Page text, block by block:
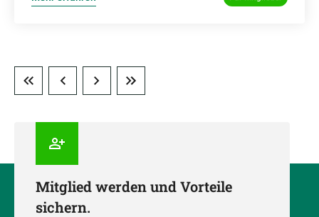
Mitglied werden und Vorteile
sichern.